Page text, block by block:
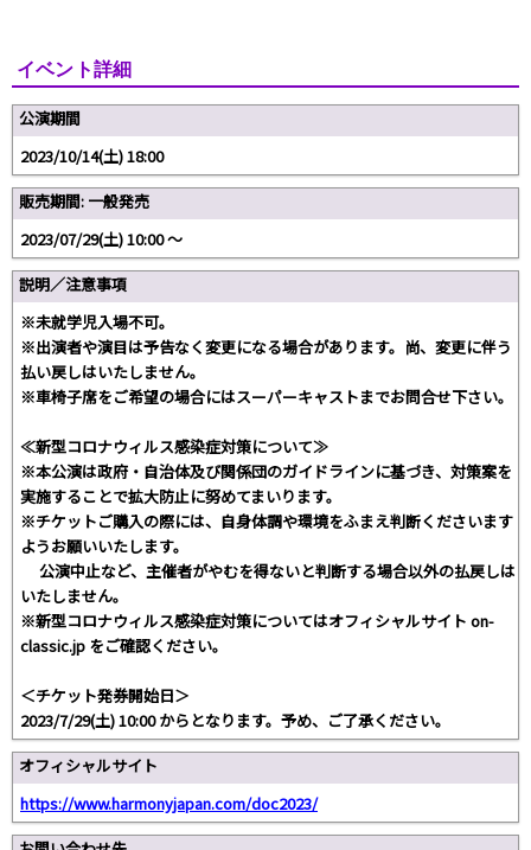
イベント詳細
公演期間
2023/10/14(土) 18:00
販売期間: 一般発売
2023/07/29(土) 10:00 〜
説明／注意事項
※未就学児入場不可。
※出演者や演目は予告なく変更になる場合があります。尚、変更に伴う
払い戻しはいたしません。
※車椅子席をご希望の場合にはスーパーキャストまでお問合せ下さい。
≪新型コロナウィルス感染症対策について≫
※本公演は政府・自治体及び関係団のガイドラインに基づき、対策案を
実施することで拡大防止に努めてまいります。
※チケットご購入の際には、自身体調や環境をふまえ判断くださいます
ようお願いいたします。
公演中止など、主催者がやむを得ないと判断する場合以外の払戻しは
いたしません。
※新型コロナウィルス感染症対策についてはオフィシャルサイト on-
classic.jp をご確認ください。
＜チケット発券開始日＞
2023/7/29(土) 10:00 からとなります。予め、ご了承ください。
オフィシャルサイト
https://www.harmonyjapan.com/doc2023/